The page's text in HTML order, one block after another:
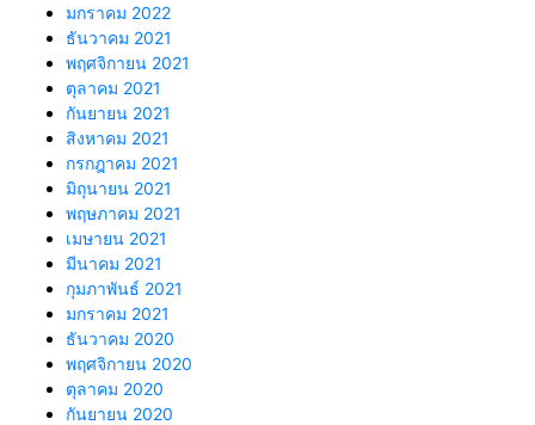
มกราคม 2022
ธันวาคม 2021
พฤศจิกายน 2021
ตุลาคม 2021
กันยายน 2021
สิงหาคม 2021
กรกฎาคม 2021
มิถุนายน 2021
พฤษภาคม 2021
เมษายน 2021
มีนาคม 2021
กุมภาพันธ์ 2021
มกราคม 2021
ธันวาคม 2020
พฤศจิกายน 2020
ตุลาคม 2020
กันยายน 2020